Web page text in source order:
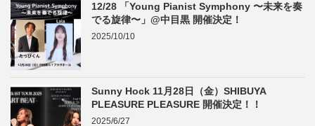
12/28 「Young Pianist Symphony 〜未来を奏
でる旋律〜」@中目黒 開催決定！
2025/10/10
Sunny Hock 11月28日（金）SHIBUYA
PLEASURE PLEASURE 開催決定！！
2025/6/27